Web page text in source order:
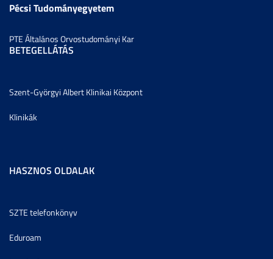
Pécsi Tudományegyetem
PTE Általános Orvostudományi Kar
BETEGELLÁTÁS
Szent-Györgyi Albert Klinikai Központ
Klinikák
HASZNOS OLDALAK
SZTE telefonkönyv
Eduroam